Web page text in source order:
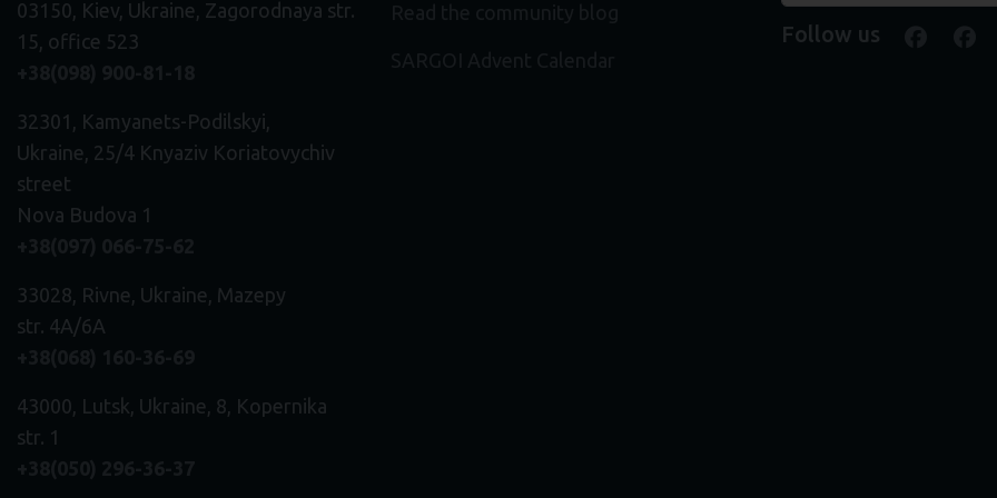
03150, Kiev, Ukraine, Zagorodnaya str.
15, office 523
32301, Kamyanets-Podilskyi,
Ukraine, 25/4 Knyaziv Koriatovychiv
street
Nova Budova 1
33028, Rivne, Ukraine, Mazepy
str. 4A/6A
43000, Lutsk, Ukraine, 8, Kopernika
str. 1
Follow us